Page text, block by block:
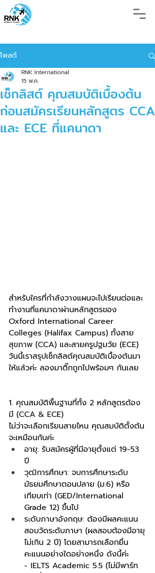
โพสต์
เช็กลิสต์ คุณสมบัติเบื้องต้น
ก่อนสมัครเรียนหลักสูตร CCA
และ ECE ที่แคนาดา
RNK International
15 พ.ค.
สำหรับใครที่กำลังวางแผนจะไปเรียนต่อและ
ทำงานที่แคนาดาผ่านหลักสูตรของ
Oxford International Career
Colleges (Halifax Campus) ทั้งสาย
สุขภาพ (CCA) และสายครูปฐมวัย (ECE)
วันนี้เราสรุปเช็กลิสต์คุณสมบัติเบื้องต้นมา
ให้แล้วค่ะ ลองมาติ๊กถูกไปพร้อมๆ กันเลย
1. คุณสมบัติพื้นฐานที่ทั้ง 2 หลักสูตรต้อง
มี (CCA & ECE)
ไม่ว่าจะเลือกเรียนสายไหน คุณสมบัติตั้งต้น
จะเหมือนกันค่ะ
อายุ: รับสมัครผู้ที่มีอายุตั้งแต่ 19-53
ปี
วุฒิการศึกษา: จบการศึกษาระดับ
มัธยมศึกษาตอนปลาย (ม.6) หรือ
เทียบเท่า (GED/International
Grade 12) ขึ้นไป
ระดับภาษาอังกฤษ: ต้องมีผลคะแนน
สอบวัดระดับภาษา (ผลสอบต้องมีอายุ
ไม่เกิน 2 ปี) โดยสามารถเลือกยื่น
คะแนนอย่างใดอย่างหนึ่ง ดังนี้ค่ะ
- IELTS Academic 5.5 (ไม่มีพาร์ท